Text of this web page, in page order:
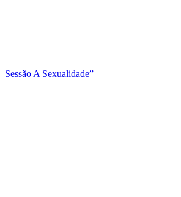
Sessão A Sexualidade”